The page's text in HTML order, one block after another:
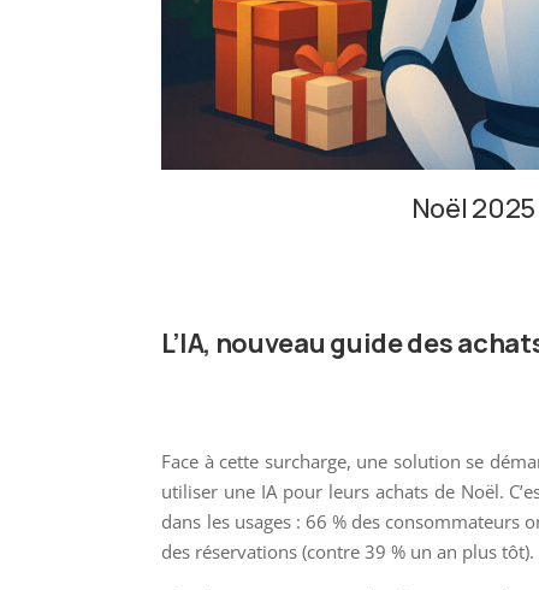
Noël
L’IA, nouveau guide des
Face à cette surcharge, une solution se
utiliser une IA pour leurs achats de Noël.
dans les usages : 66 % des consommateurs
des réservations (contre 39 % un an plus tôt).